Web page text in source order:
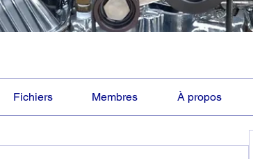
Fichiers Membres À propos